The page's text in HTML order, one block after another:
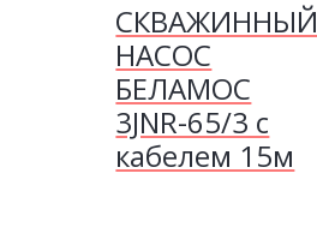
СКВАЖИННЫЙ
НАСОС
БЕЛАМОС
3JNR-65/3 с
кабелем 15м